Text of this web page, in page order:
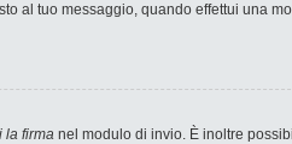
al tuo messaggio, quando effettui una
la firma nel modulo di invio. È inoltre